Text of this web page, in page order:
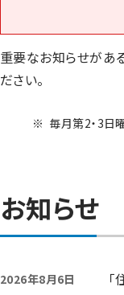
重要なお知らせがあ
ださい。
※ 毎月第2・3日
お知らせ
2026年8月6日